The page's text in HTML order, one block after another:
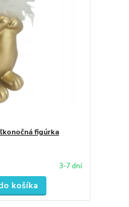
figúrka
3-7 dní
košíka